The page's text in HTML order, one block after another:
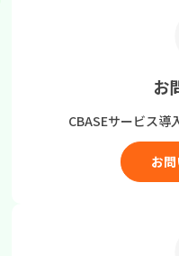
お
CBASEサービス導
お